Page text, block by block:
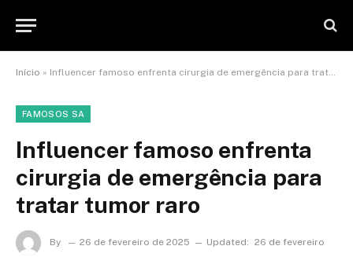
Início » Influencer famoso enfrenta cirurgia de emergência para tratar tumor raro
FAMOSOS SA
Influencer famoso enfrenta
cirurgia de emergência para
tratar tumor raro
By 26 de fevereiro de 2025 Updated: 26 de fevereiro